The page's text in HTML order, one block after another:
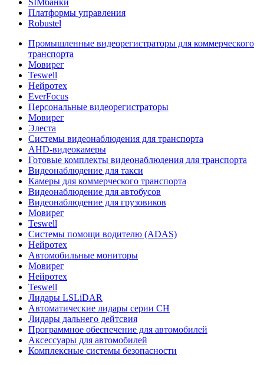
SIMбанки
Платформы управления
Robustel
Промышленные видеорегистраторы для коммерческого
транспорта
Мовирег
Teswell
Нейротех
EverFocus
Персональные видеорегистраторы
Мовирег
Элеста
Системы видеонаблюдения для транспорта
AHD-видеокамеры
Готовые комплекты видеонаблюдения для транспорта
Видеонаблюдение для такси
Камеры для коммерческого транспорта
Видеонаблюдение для автобусов
Видеонаблюдение для грузовиков
Мовирег
Teswell
Системы помощи водителю (ADAS)
Нейротех
Автомобильные мониторы
Мовирег
Нейротех
Teswell
Лидары LSLiDAR
Автоматические лидары серии CH
Лидары дальнего дейтсвия
Программное обеспечение для автомобилей
Аксессуары для автомобилей
Комплексные системы безопасности